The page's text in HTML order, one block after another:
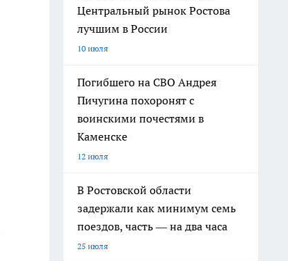
Центральный рынок Ростова
лучшим в России
10 июля
Погибшего на СВО Андрея
Пичугина похоронят с
воинскими почестями в
Каменске
12 июля
В Ростовской области
задержали как минимум семь
поездов, часть — на два часа
25 июля